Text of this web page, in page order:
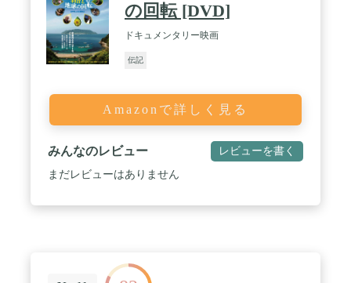
の回転 [DVD]
ドキュメンタリー映画
伝記
Amazonで詳しく見る
みんなのレビュー レビューを書く
まだレビューはありません